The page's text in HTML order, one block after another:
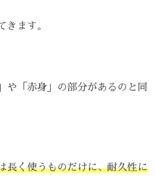
きます。
や「赤身」の部分があるのと同
長く使うものだけに、耐久性に